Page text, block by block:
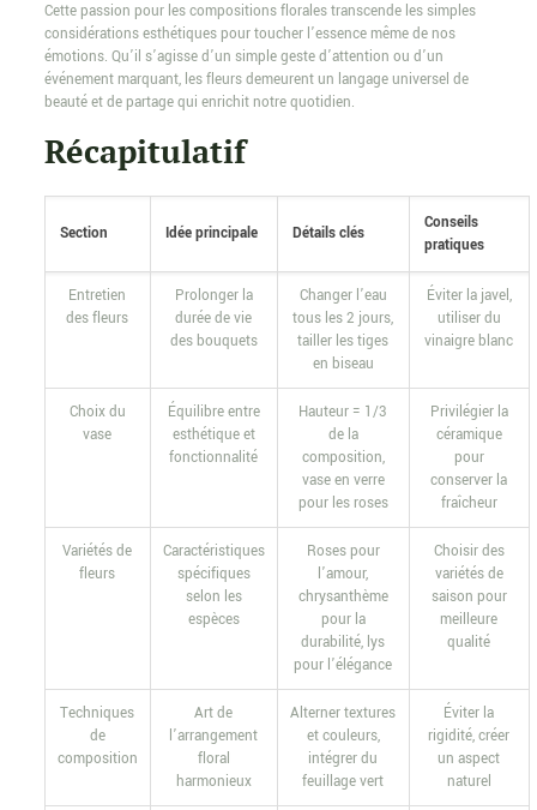
Cette passion pour les compositions florales transcende les simples
considérations esthétiques pour toucher l’essence même de nos
émotions. Qu’il s’agisse d’un simple geste d’attention ou d’un
événement marquant, les fleurs demeurent un langage universel de
beauté et de partage qui enrichit notre quotidien.
Récapitulatif
Section Idée principale Détails clés
Conseils
pratiques
Entretien
des fleurs
Prolonger la
durée de vie
des bouquets
Changer l’eau
tous les 2 jours,
tailler les tiges
en biseau
Éviter la javel,
utiliser du
vinaigre blanc
Choix du
vase
Équilibre entre
esthétique et
fonctionnalité
Hauteur = 1/3
de la
composition,
vase en verre
pour les roses
Privilégier la
céramique
pour
conserver la
fraîcheur
Variétés de
fleurs
Caractéristiques
spécifiques
selon les
espèces
Roses pour
l’amour,
chrysanthème
pour la
durabilité, lys
pour l’élégance
Choisir des
variétés de
saison pour
meilleure
qualité
Techniques
de
composition
Art de
l’arrangement
floral
harmonieux
Alterner textures
et couleurs,
intégrer du
feuillage vert
Éviter la
rigidité, créer
un aspect
naturel